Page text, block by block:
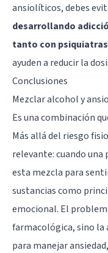
ansiolíticos, debes
desarrollando
tanto con
ayuden a reducir la
Conclusiones
Mezclar alcohol y
Es una combinación
Más allá del riesgo
relevante: cuando
esta mezcla para
sustancias como
emocional. El
farmacológica, sino la
para manejar